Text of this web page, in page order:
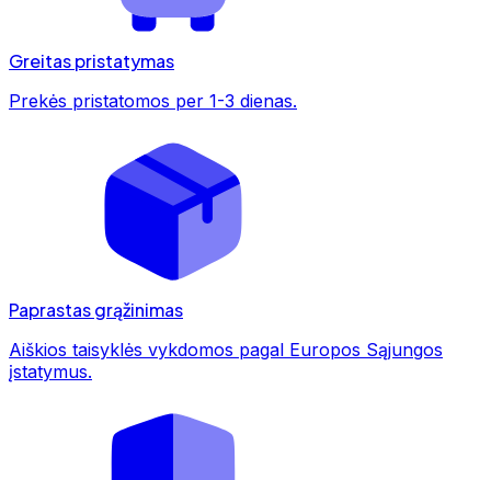
Greitas pristatymas
Prekės pristatomos per 1-3 dienas.
Paprastas grąžinimas
Aiškios taisyklės vykdomos pagal Europos Sąjungos
įstatymus.